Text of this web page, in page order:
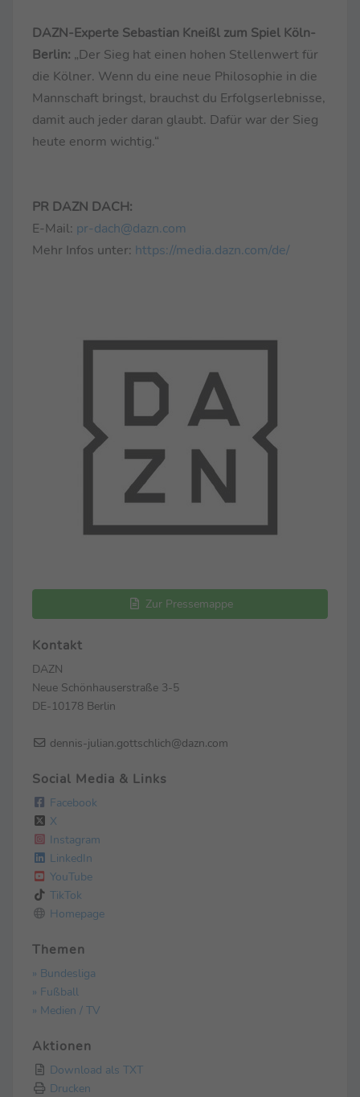
DAZN-Experte Sebastian Kneißl zum Spiel Köln-
Berlin: „Der Sieg hat einen hohen Stellenwert für
die Kölner. Wenn du eine neue Philosophie in die
Mannschaft bringst, brauchst du Erfolgserlebnisse,
damit auch jeder daran glaubt. Dafür war der Sieg
heute enorm wichtig.“
PR DAZN DACH:
E-Mail: pr-dach@dazn.com
Mehr Infos unter: https://media.dazn.com/de/
Zur Pressemappe
Kontakt
DAZN
Neue Schönhauserstraße 3-5
DE-10178 Berlin
dennis-julian.gottschlich@dazn.com
Social Media & Links
Facebook
X
Instagram
LinkedIn
YouTube
TikTok
Homepage
Themen
» Bundesliga
» Fußball
» Medien / TV
Aktionen
Download als TXT
Drucken